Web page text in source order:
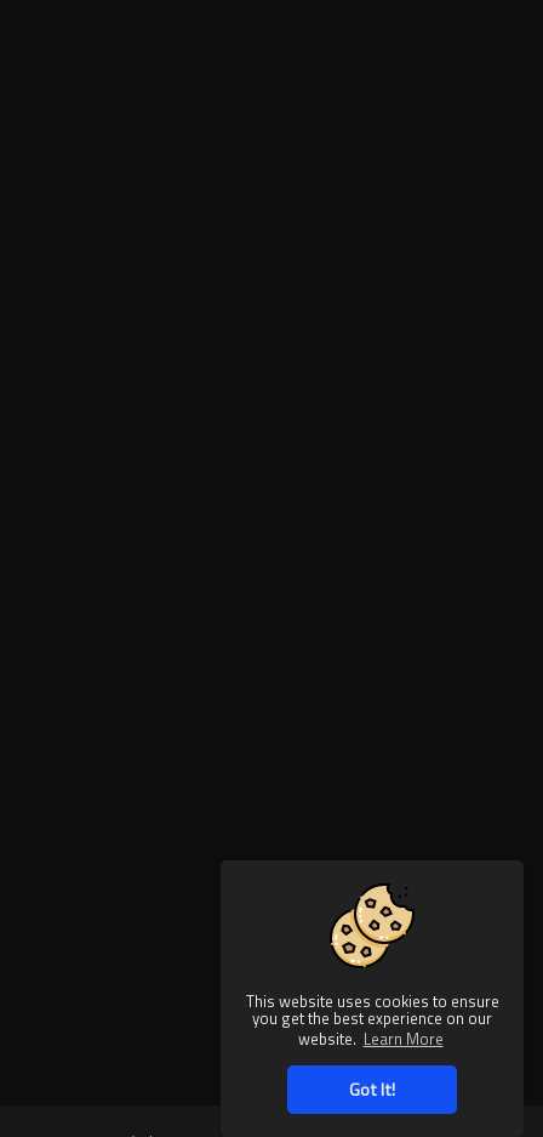
This website uses cookies to ensure
you get the best experience on our
website. Learn More
Got It!